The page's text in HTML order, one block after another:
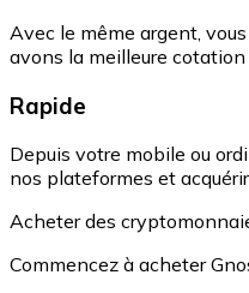
Avec le même argent,
avons la meilleure cotation
Rapide
Depuis votre mobile ou
nos plateformes et
Acheter des
Commencez à acheter